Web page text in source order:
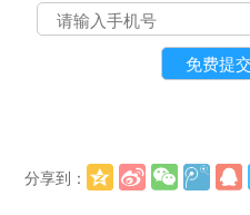
分享到：